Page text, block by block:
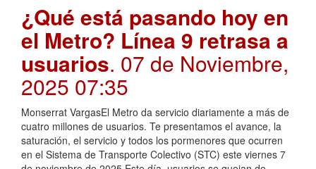
¿Qué está pasando hoy en
el Metro? Línea 9 retrasa a
usuarios. 07 de Noviembre,
2025 07:35
Monserrat VargasEl Metro da servicio diariamente a más de
cuatro millones de usuarios. Te presentamos el avance, la
saturación, el servicio y todos los pormenores que ocurren
en el Sistema de Transporte Colectivo (STC) este viernes 7